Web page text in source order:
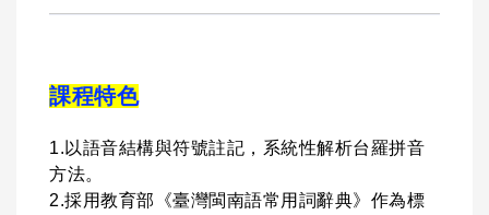
課程特色
1.以語音結構與符號註記，系統性解析台羅拼音
方法。
2.採用教育部《臺灣閩南語常用詞辭典》作為標